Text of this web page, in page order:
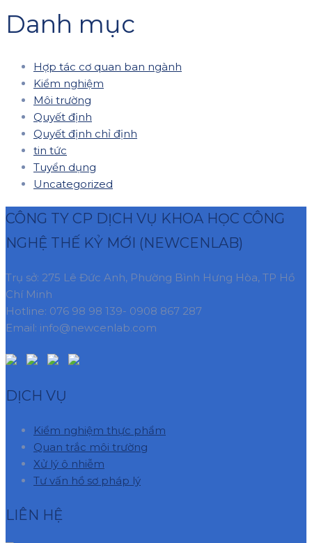
Danh mục
Hợp tác cơ quan ban ngành
Kiểm nghiệm
Môi trường
Quyết định
Quyết định chỉ định
tin tức
Tuyển dụng
Uncategorized
CÔNG TY CP DỊCH VỤ KHOA HỌC CÔNG
NGHỆ THẾ KỶ MỚI (NEWCENLAB)
Trụ sở: 275 Lê Đức Anh, Phường Bình Hưng Hòa, TP Hồ
Chí Minh
Hotline: 076 98 98 139- 0908 867 287
Email: info@newcenlab.com
DỊCH VỤ
Kiểm nghiệm thực phẩm
Quan trắc môi trường
Xử lý ô nhiễm
Tư vấn hồ sơ pháp lý
LIÊN HỆ